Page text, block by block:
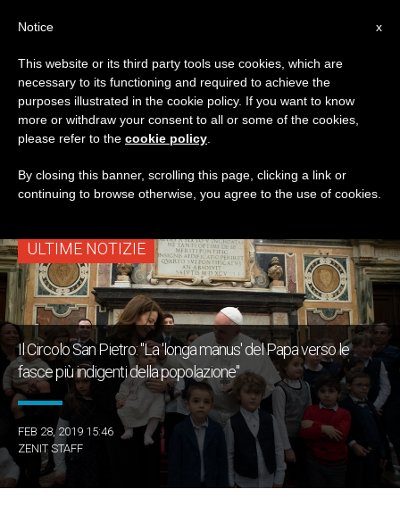
TAG
Posts Tagged ‘Circolo
San Pietro’
ULTIME NOTIZIE
Il Circolo San Pietro: "La 'longa manus' del Papa verso le
fasce più indigenti della popolazione"
FEB 28, 2019 15:46
ZENIT STAFF
x
Notice
This website or its third party tools use cookies, which are
necessary to its functioning and required to achieve the
purposes illustrated in the cookie policy. If you want to know
more or withdraw your consent to all or some of the cookies,
please refer to the cookie policy
By closing this banner, scrolling this page, clicking a link or
continuing to browse otherwise, you agree to the use of cookies.